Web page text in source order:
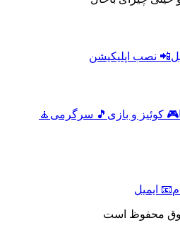
📲 نصب اپلیکیشن
🎮 کوئیز و بازی 🎵 سرگرمی 🧘
📧 ایمیل